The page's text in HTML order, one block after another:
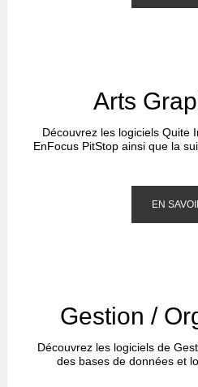
Arts
Découvrez les logiciels Quite
EnFocus PitStop ainsi que la
EN
Gestion /
Découvrez les logiciels de
des bases de données et